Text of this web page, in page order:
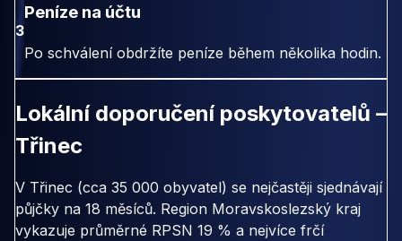
3
Peníze na účtu
Po schválení obdržíte peníze během několika hodin.
Lokální doporučení poskytovatelů –
Třinec
V Třinec (cca 35 000 obyvatel) se nejčastěji sjednávají
půjčky na 18 měsíců. Region Moravskoslezský kraj
vykazuje průměrné RPSN 19 % a nejvíce frčí